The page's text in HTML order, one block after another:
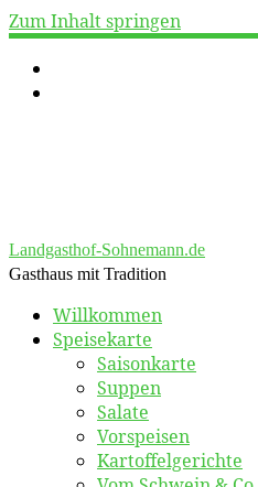
Zum Inhalt springen
Landgasthof-Sohnemann.de
Gasthaus mit Tradition
Willkommen
Speisekarte
Saisonkarte
Suppen
Salate
Vorspeisen
Kartoffelgerichte